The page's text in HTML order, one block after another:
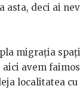
asta, deci ai
migrația
avem
localitatea